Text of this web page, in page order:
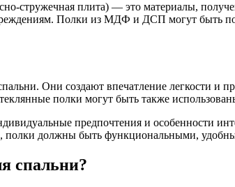
стружечная плита) — это материалы,
Полки из МДФ и ДСП могут быть
Они создают впечатление легкости
полки могут быть также
предпочтения и особенности
полки должны быть функциональными,
спальни?